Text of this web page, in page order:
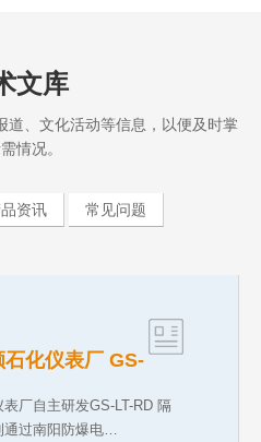
文库
道、文化活动等信息，以便及时掌
情况。
资讯 常见问题
化仪表厂 GS-
合格证
厂自主研发GS-LT-RD 隔
过南阳防爆电…